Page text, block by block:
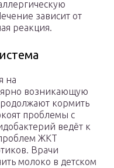
зависит от
реакция.
на
возникающую
кормить
проблемы с
ведёт к
ЖКТ
Врачи
молоко в детском